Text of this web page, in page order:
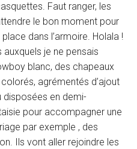
Faut ranger, les
le bon moment pour
dans l’armoire. Holala !
je ne pensais
blanc, des chapeaux
agrémentés d’ajout
disposées en demi-
pour accompagner une
par exemple , des
Ils vont aller rejoindre les